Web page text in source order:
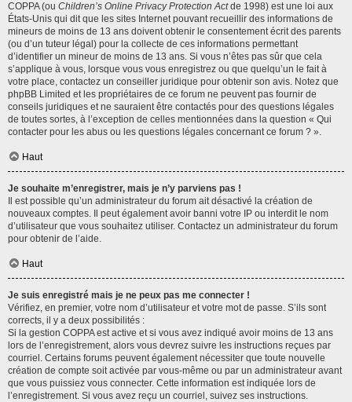
COPPA (ou Children’s Online Privacy Protection Actde 1998) est une loi aux
États-Unis qui dit que les sites Internet pouvant recueillir des informations de
mineurs de moins de 13 ans doivent obtenir le consentement écrit des parents
(ou d’un tuteur légal) pour la collecte de ces informations permettant
d’identifier un mineur de moins de 13 ans. Si vous n’êtes pas sûr que cela
s’applique à vous, lorsque vous vous enregistrez ou que quelqu’un le fait à
votre place, contactez un conseiller juridique pour obtenir son avis. Notez que
phpBB Limited et les propriétaires de ce forum ne peuvent pas fournir de
conseils juridiques et ne sauraient être contactés pour des questions légales
de toutes sortes, à l’exception de celles mentionnées dans la question « Qui
contacter pour les abus ou les questions légales concernant ce forum ? ».
Haut
Je souhaite m’enregistrer, mais je n’y parviens pas !
Il est possible qu’un administrateur du forum ait désactivé la création de
nouveaux comptes. Il peut également avoir banni votre IP ou interdit le nom
d’utilisateur que vous souhaitez utiliser. Contactez un administrateur du forum
pour obtenir de l’aide.
Haut
Je suis enregistré mais je ne peux pas me connecter !
Vérifiez, en premier, votre nom d’utilisateur et votre mot de passe. S’ils sont
corrects, il y a deux possibilités :
Si la gestion COPPA est active et si vous avez indiqué avoir moins de 13 ans
lors de l’enregistrement, alors vous devrez suivre les instructions reçues par
courriel. Certains forums peuvent également nécessiter que toute nouvelle
création de compte soit activée par vous-même ou par un administrateur avant
que vous puissiez vous connecter. Cette information est indiquée lors de
l’enregistrement. Si vous avez reçu un courriel, suivez ses instructions.